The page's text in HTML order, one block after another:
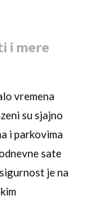
i mere
vremena
su sjajno
i parkovima
sate
je na